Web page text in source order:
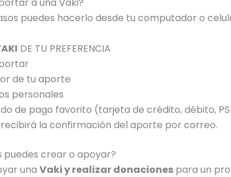
a una Vaki?
puedes hacerlo desde tu computador o
DE TU PREFERENCIA
de tu aporte
personales
de pago favorito (tarjeta de crédito, débito,
la confirmación del aporte por correo.
puedes crear o apoyar?
una Vaki y realizar donaciones para un